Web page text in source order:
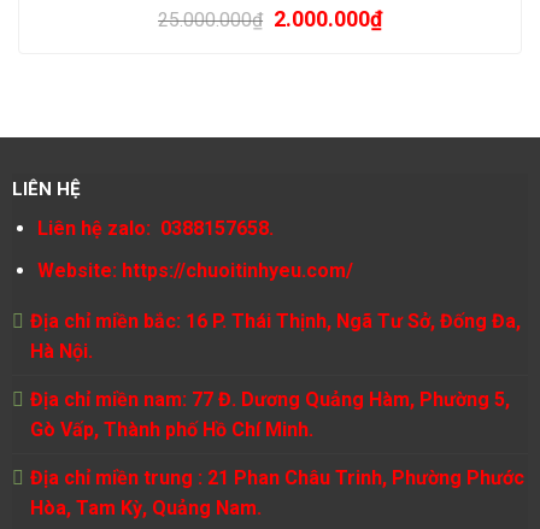
25.000.000₫ 2.000.000₫
LIÊN HỆ
Liên hệ zalo: 0388157658.
Website: https://chuoitinhyeu.com/
Địa chỉ miền bắc: 16 P. Thái Thịnh, Ngã Tư Sở, Đống Đa,
Hà Nội.
Địa chỉ miền nam: 77 Đ. Dương Quảng Hàm, Phường 5,
Gò Vấp, Thành phố Hồ Chí Minh.
Địa chỉ miền trung : 21 Phan Châu Trinh, Phường Phước
Hòa, Tam Kỳ, Quảng Nam.